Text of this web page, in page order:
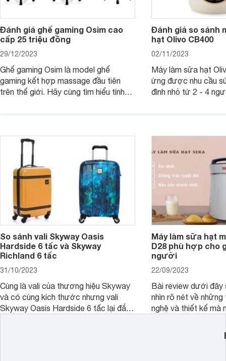
Đánh giá ghế gaming Osim cao
cấp 25 triệu đồng
29/12/2023
Ghế gaming Osim là model ghế
gaming kết hợp massage đầu tiên
trên thế giới. Hãy cùng tìm hiểu tính
Đánh giá so sánh
hạt Olivo CB400
02/11/2023
Máy làm sữa hạt
ứng được nhu cầu
đình nhỏ từ 2 - 4
So sánh vali Skyway Oasis
Hardside 6 tấc và Skyway
Richland 6 tấc
31/10/2023
Cùng là vali của thương hiệu Skyway
và có cùng kích thước nhưng vali
Skyway Oasis Hardside 6 tấc lại đắt
Máy làm sữa hạt
D28 phù hợp cho
người
22/09/2023
Bài review dưới đây
nhìn rõ nét về những
nghệ và thiết kế mà
thể đưa ra quyết